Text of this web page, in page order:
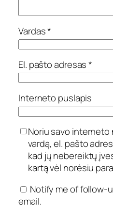
Vardas*
El. pašto adresas*
Interneto puslapis
Noriu savo
vardą, el. pašto
kad jų nebereiktų
kartą vėl norėsiu
Notify me of follow-
email.